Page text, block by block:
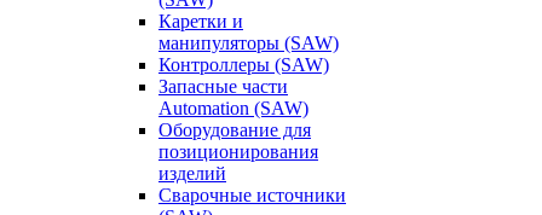
Каретки и
манипуляторы (SAW)
Контроллеры (SAW)
Запасные части
Automation (SAW)
Оборудование для
позиционирования
изделий
Сварочные источники